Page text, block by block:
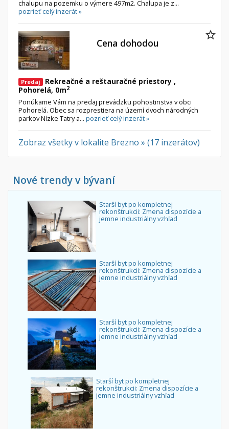
chalupu na pozemku o výmere 497m2. Chalupa je z...
pozrieť celý inzerát »
Predaj
Rekreačné a reštauračné priestory ,
Pohorelá, 0m2
Ponúkame Vám na predaj prevádzku pohostinstva v obci
Pohorelá. Obec sa rozprestiera na území dvoch národných
parkov Nízke Tatry a... pozrieť celý inzerát »
Cena dohodou
Zobraz všetky v lokalite Brezno » (17 inzerátov)
Nové trendy v bývaní
Starší byt po kompletnej
rekonštrukcii: Zmena dispozície a
jemne industriálny vzhľad
Starší byt po kompletnej
rekonštrukcii: Zmena dispozície a
jemne industriálny vzhľad
Starší byt po kompletnej
rekonštrukcii: Zmena dispozície a
jemne industriálny vzhľad
Starší byt po kompletnej
rekonštrukcii: Zmena dispozície a
jemne industriálny vzhľad